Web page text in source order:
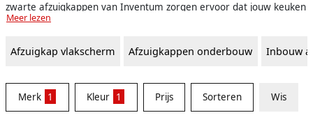
zwarte afzuigkappen van Inventum zorgen ervoor dat jouw keuken
niet alleen van dampen en geurtjes wordt verlost, maar er ook nog
Inventum, een Nederlands merk, bekend om hun uitstekende
komen waarom jij zo'n fantastische zwarte Inventum afzuigkap in
jouw keuken wilt hebben.
Meer lezen
Afzuigkap vlakscherm Afzuigkappen onderbouw Inbouw
Merk 1 Kleur 1 Prijs Sorteren Wis